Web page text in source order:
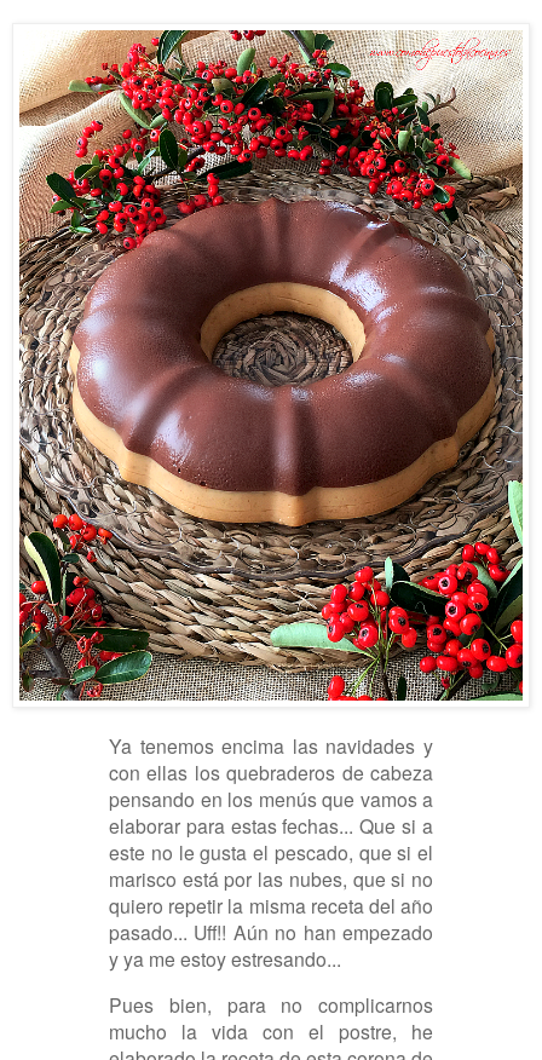
Ya tenemos encima las navidades y
con ellas los quebraderos de cabeza
pensando en los menús que vamos a
elaborar para estas fechas... Que si a
este no le gusta el pescado, que si el
marisco está por las nubes, que si no
quiero repetir la misma receta del año
pasado... Uff!! Aún no han empezado
y ya me estoy estresando...
Pues bien, para no complicarnos
mucho la vida con el postre, he